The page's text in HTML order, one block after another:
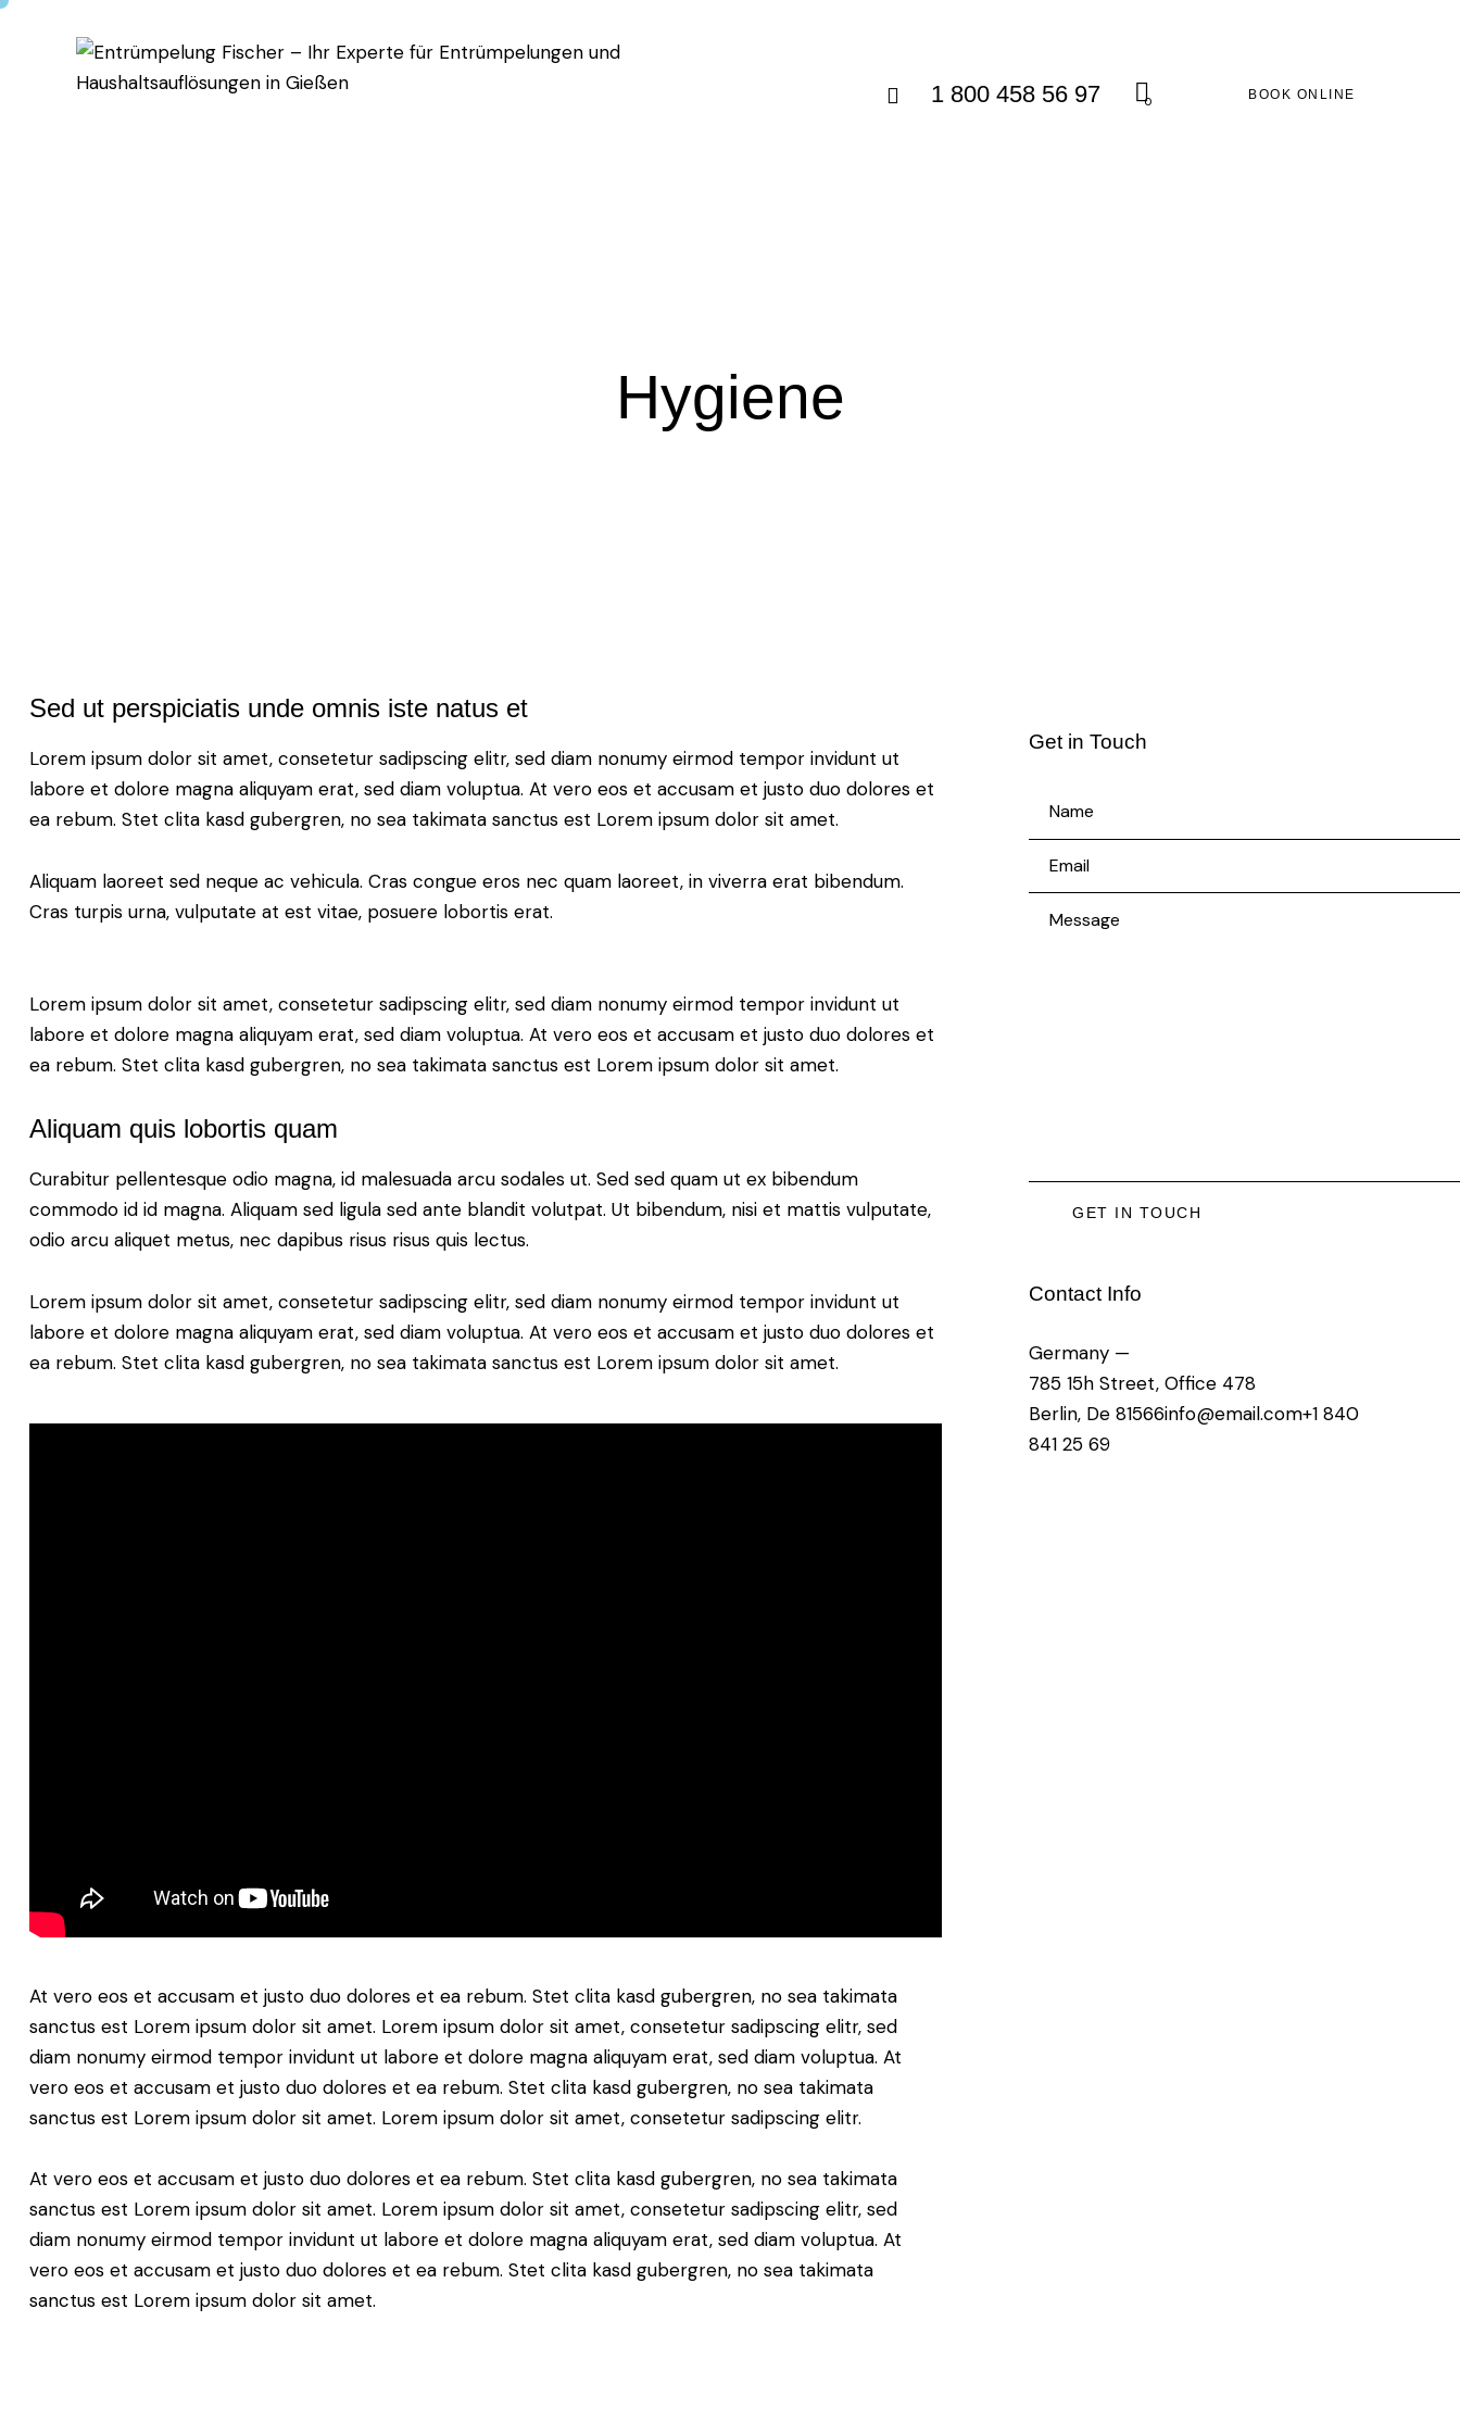
1 800 458 56 97 0 BOOK ONLINE
Hygiene
Sed ut perspiciatis unde omnis iste natus et
Lorem ipsum dolor sit amet, consetetur sadipscing elitr, sed diam nonumy eirmod tempor invidunt ut
labore et dolore magna aliquyam erat, sed diam voluptua. At vero eos et accusam et justo duo dolores et
ea rebum. Stet clita kasd gubergren, no sea takimata sanctus est Lorem ipsum dolor sit amet.
Aliquam laoreet sed neque ac vehicula. Cras congue eros nec quam laoreet, in viverra erat bibendum.
Cras turpis urna, vulputate at est vitae, posuere lobortis erat.
Lorem ipsum dolor sit amet, consetetur sadipscing elitr, sed diam nonumy eirmod tempor invidunt ut
labore et dolore magna aliquyam erat, sed diam voluptua. At vero eos et accusam et justo duo dolores et
ea rebum. Stet clita kasd gubergren, no sea takimata sanctus est Lorem ipsum dolor sit amet.
Aliquam quis lobortis quam
Curabitur pellentesque odio magna, id malesuada arcu sodales ut. Sed sed quam ut ex bibendum
commodo id id magna. Aliquam sed ligula sed ante blandit volutpat. Ut bibendum, nisi et mattis vulputate,
odio arcu aliquet metus, nec dapibus risus risus quis lectus.
Lorem ipsum dolor sit amet, consetetur sadipscing elitr, sed diam nonumy eirmod tempor invidunt ut
labore et dolore magna aliquyam erat, sed diam voluptua. At vero eos et accusam et justo duo dolores et
ea rebum. Stet clita kasd gubergren, no sea takimata sanctus est Lorem ipsum dolor sit amet.
At vero eos et accusam et justo duo dolores et ea rebum. Stet clita kasd gubergren, no sea takimata
sanctus est Lorem ipsum dolor sit amet. Lorem ipsum dolor sit amet, consetetur sadipscing elitr, sed
diam nonumy eirmod tempor invidunt ut labore et dolore magna aliquyam erat, sed diam voluptua. At
vero eos et accusam et justo duo dolores et ea rebum. Stet clita kasd gubergren, no sea takimata
sanctus est Lorem ipsum dolor sit amet. Lorem ipsum dolor sit amet, consetetur sadipscing elitr.
At vero eos et accusam et justo duo dolores et ea rebum. Stet clita kasd gubergren, no sea takimata
sanctus est Lorem ipsum dolor sit amet. Lorem ipsum dolor sit amet, consetetur sadipscing elitr, sed
diam nonumy eirmod tempor invidunt ut labore et dolore magna aliquyam erat, sed diam voluptua. At
vero eos et accusam et justo duo dolores et ea rebum. Stet clita kasd gubergren, no sea takimata
sanctus est Lorem ipsum dolor sit amet.
Get in Touch
Contact Info
Germany —
785 15h Street, Office 478
Berlin, De 81566info@email.com+1 840
841 25 69